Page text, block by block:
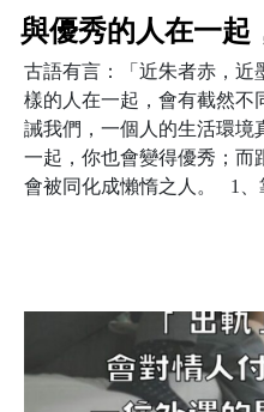
與優秀的人在一起
古語有言：「近朱者赤，近
樣的人在一起，會有截然不
誡我們，一個人的生活環境
一起，你也會變得優秀；而
會被同化成懶惰之人。 1、